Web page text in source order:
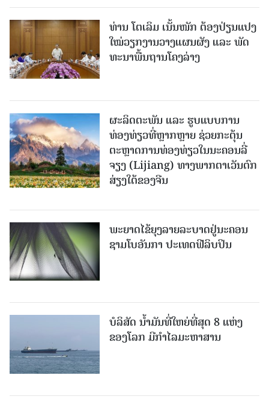
ທ່ານ ໂຕ​ເລິມ ເນັ້ນໜັກ ຕ້ອງ​ປ່ຽນ​ແປງ​
ໃໝ່​ວຽກ​ງານ​ວາງ​ແຜນ​ຜັງ ແລະ ​ພັດ​
ທະ​ນາ​ພື້ນ​ຖານ​ໂຄງ​ລ່າງ
ຜະລິດຕະພັນ ແລະ ຮູບແບບການ
ທ່ອງທ່ຽວທີ່ຫຼາກຫຼາຍ ຊ່ວຍກະຕຸ້ນ
ຕະຫຼາດການທ່ອງທ່ຽວໃນນະຄອນລີ່
ຈຽງ (Lijiang) ທາງພາກຕາເວັນຕົກ
ສ່ຽງໃຕ້ຂອງຈີນ
ພະຍາດໄຂ້ຍຸງລາຍລະບາດຢູ່ນະຄອນ
ຊາມໂບ​ອັນກາ ປະເທດຟີລິບປິນ
ບໍລິສັດ ນ້ຳມັນທີ່ໃຫຍ່ທີ່ສຸດ 8 ແຫ່ງ
ຂອງໂລກ ມີກຳໄລມະຫາສານ